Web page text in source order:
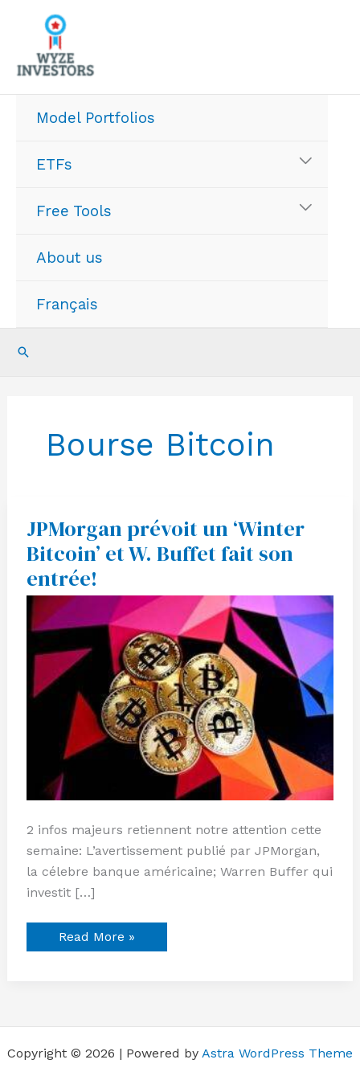
content
Model Portfolios
ETFs
Free Tools
About us
Français
Search
Bourse Bitcoin
JPMorgan prévoit un ‘Winter
Bitcoin’ et W. Buffet fait son
entrée!
2 infos majeurs retiennent notre attention cette
semaine: L’avertissement publié par JPMorgan,
la célebre banque américaine; Warren Buffer qui
investit […]
JPMorgan
prévoit
un
‘Winter
Bitcoin’
et
W.
Buffet
fait
entrée!
Read More »
Copyright © 2026 | Powered by Astra WordPress Theme